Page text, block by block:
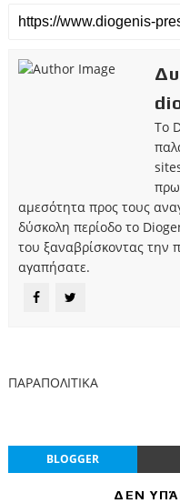
Το
αμεσότητα προς τους
δύσκολη περίοδο το
του ξαναβρίσκοντας την
αγαπήσατε.
ΠΑΡΑΠΟΛΙΤΙΚΑ
BLOGGER
ΔΕΝ